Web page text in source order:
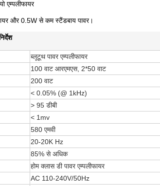
एम्पलीफायर
और 0.5W से कम स्टैंडबाय पावर।
ब्लूटूथ पावर एम्पलीफायर
100 वाट आरएमएस, 2*50 वाट
200 वाट
< 0.05% (@ 1kHz)
> 95 डीबी
< 1mv
580 एमवी
20-20K Hz
85% से अधिक
होम क्लास डी पावर एम्पलीफायर
AC 110-240V/50Hz